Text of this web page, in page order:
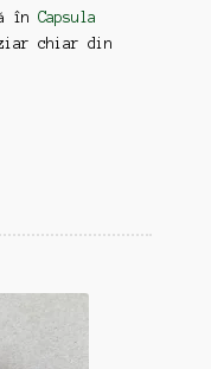
în Capsula
ziar chiar din